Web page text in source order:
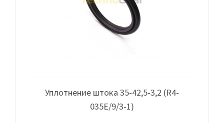
Уплотнение штока 35-42,5-3,2 (R4-
035Е/9/3-1)